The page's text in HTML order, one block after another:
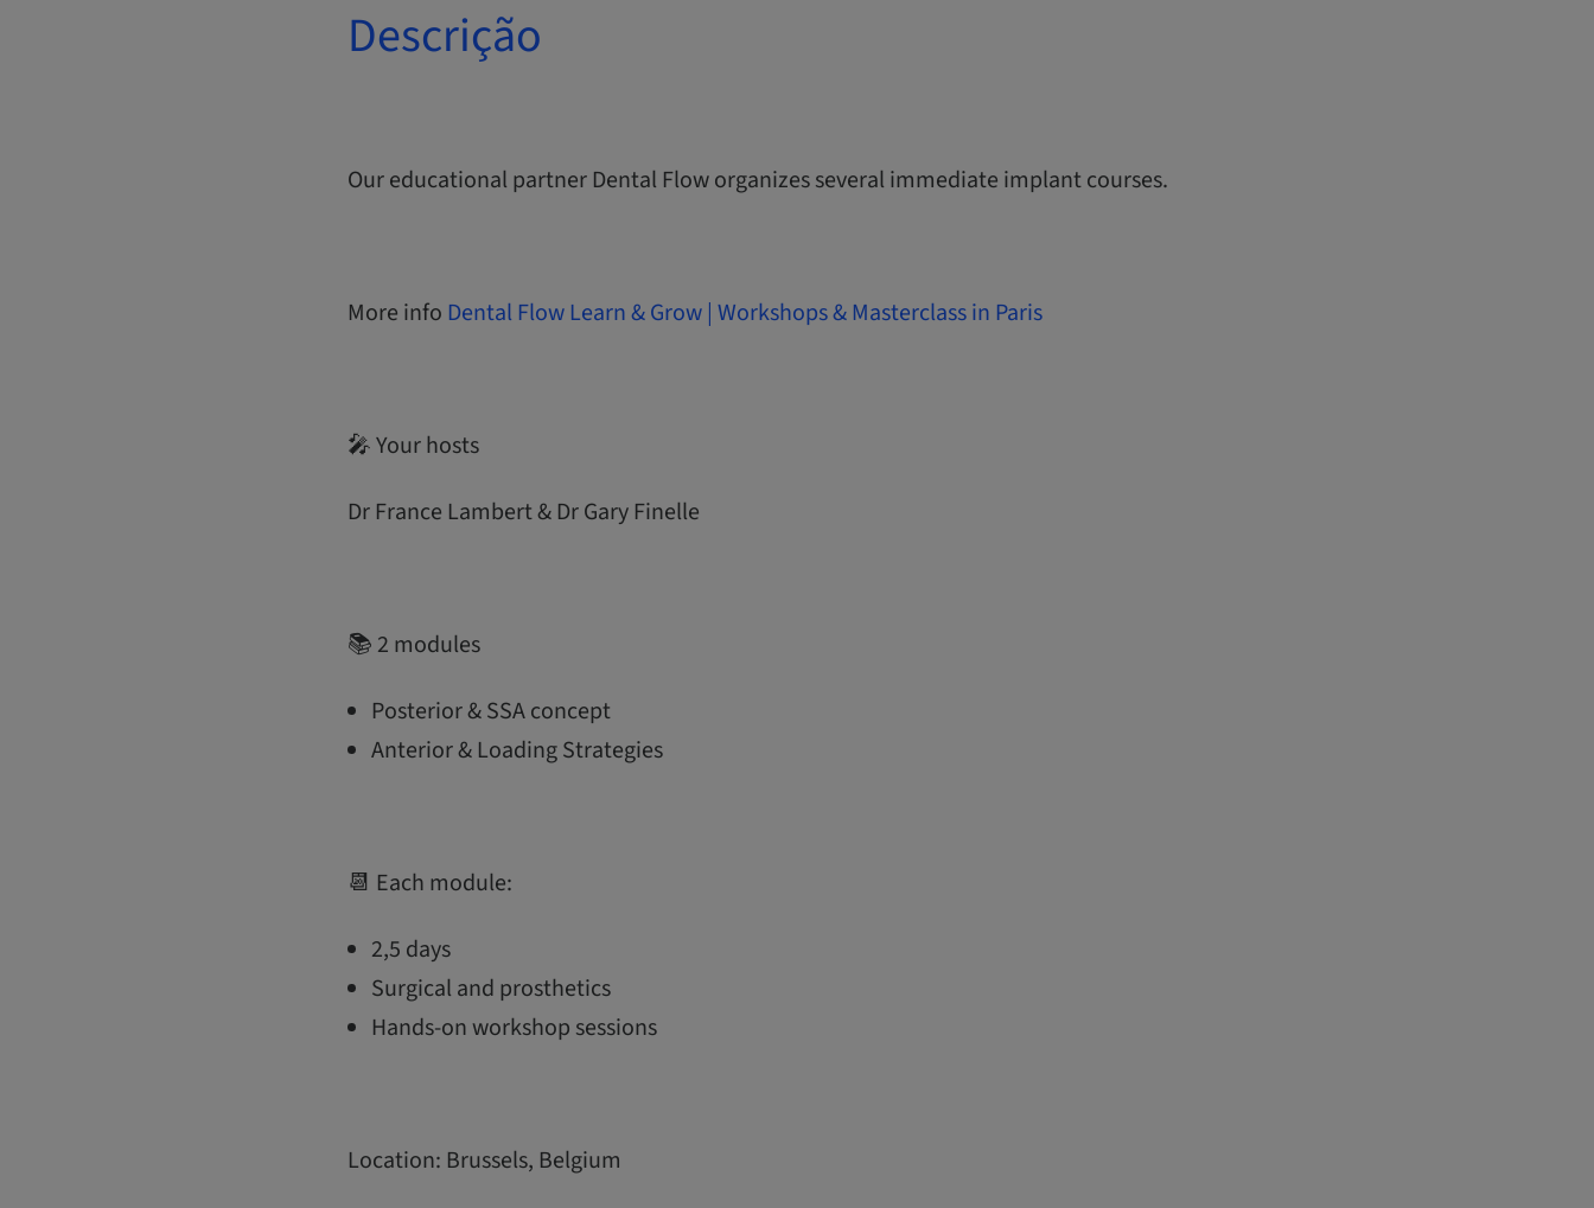
Descrição
Our educational partner Dental Flow organizes several immediate implant courses.
More info Dental Flow Learn & Grow | Workshops & Masterclass in Paris
🎤 Your hosts
Dr France Lambert & Dr Gary Finelle
📚 2 modules
Posterior & SSA concept
Anterior & Loading Strategies
📆 Each module:
2,5 days
Surgical and prosthetics
Hands-on workshop sessions
Location: Brussels, Belgium